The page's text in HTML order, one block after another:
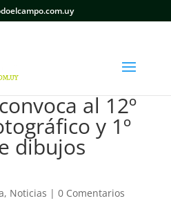
al 12º
y 1º
dibujos
, Noticias | 0 Comentarios